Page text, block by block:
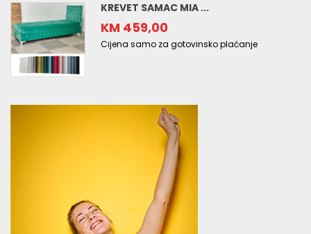
KREVET SAMAC MIA ...
KM 459,00
Cijena samo za gotovinsko plaćanje